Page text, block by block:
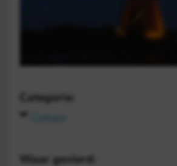
Categorie:
Waar gevierd: